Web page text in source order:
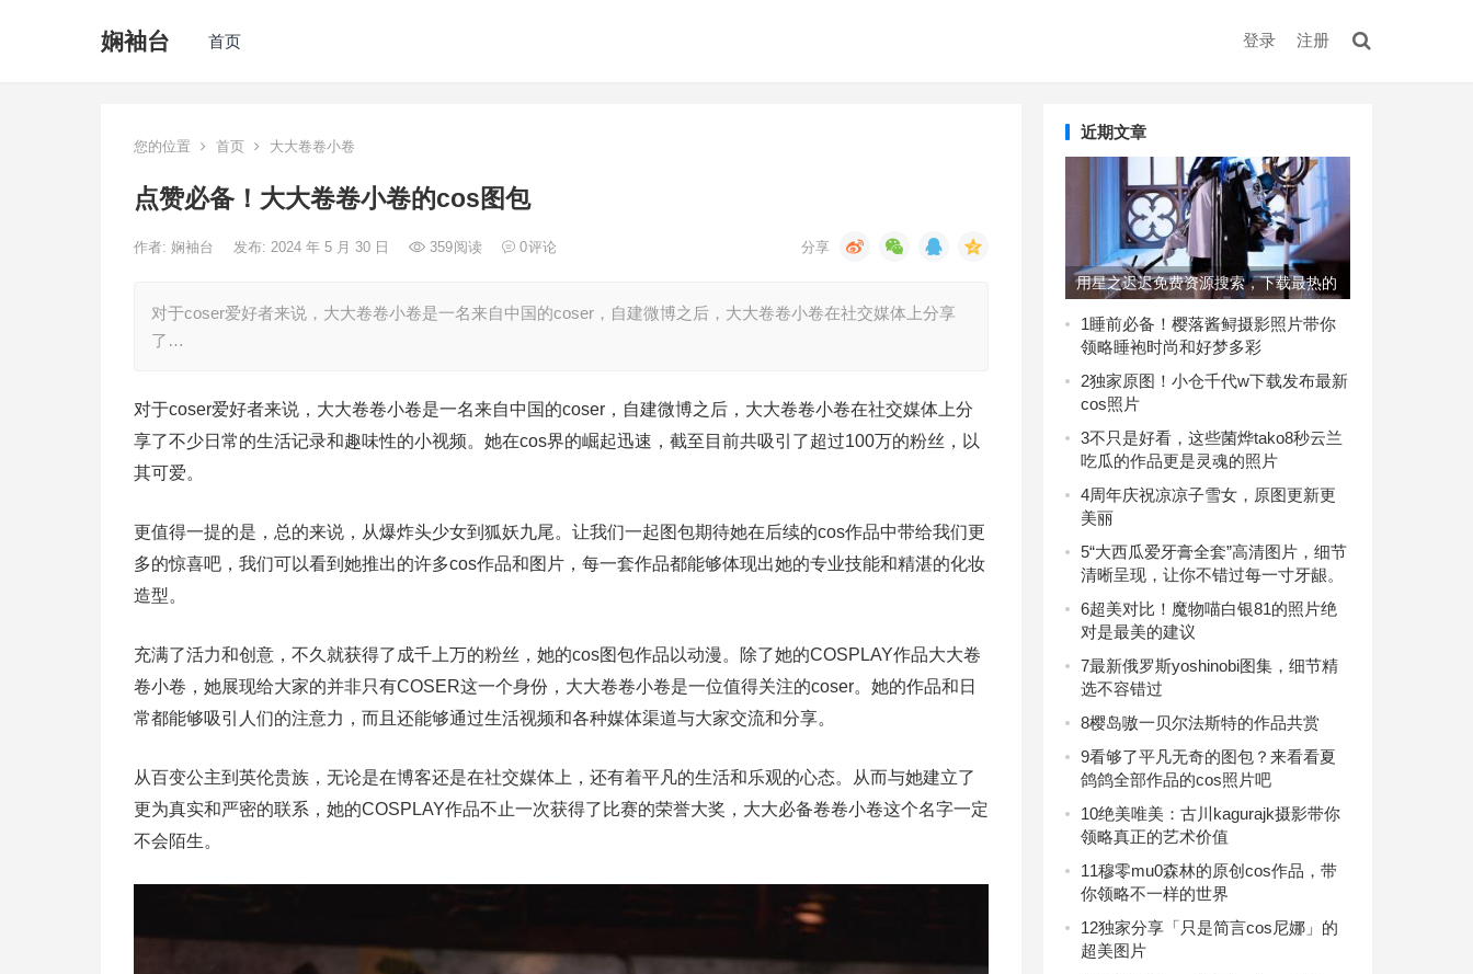
娴袖台 首页 登录 注册
您的位置 首页 大大卷卷小卷
点赞必备！大大卷卷小卷的cos图包
作者: 娴袖台 发布: 2024 年 5 月 30 日 359阅读 0评论
对于coser爱好者来说，大大卷卷小卷是一名来自中国的coser，自建微博之后，大大卷卷小卷在社交媒体上分享
了…
对于coser爱好者来说，大大卷卷小卷是一名来自中国的coser，自建微博之后，大大卷卷小卷在社交媒体上分
享了不少日常的生活记录和趣味性的小视频。她在cos界的崛起迅速，截至目前共吸引了超过100万的粉丝，以
其可爱。
更值得一提的是，总的来说，从爆炸头少女到狐妖九尾。让我们一起图包期待她在后续的cos作品中带给我们更
多的惊喜吧，我们可以看到她推出的许多cos作品和图片，每一套作品都能够体现出她的专业技能和精湛的化妆
造型。
充满了活力和创意，不久就获得了成千上万的粉丝，她的cos图包作品以动漫。除了她的COSPLAY作品大大卷
卷小卷，她展现给大家的并非只有COSER这一个身份，大大卷卷小卷是一位值得关注的coser。她的作品和日
常都能够吸引人们的注意力，而且还能够通过生活视频和各种媒体渠道与大家交流和分享。
从百变公主到英伦贵族，无论是在博客还是在社交媒体上，还有着平凡的生活和乐观的心态。从而与她建立了
更为真实和严密的联系，她的COSPLAY作品不止一次获得了比赛的荣誉大奖，大大必备卷卷小卷这个名字一定
不会陌生。
近期文章
用星之迟迟免费资源搜索，下载最热的
美图集
1睡前必备！樱落酱鲟摄影照片带你
领略睡袍时尚和好梦多彩
2独家原图！小仓千代w下载发布最新
cos照片
3不只是好看，这些菌烨tako8秒云兰
吃瓜的作品更是灵魂的照片
4周年庆祝凉凉子雪女，原图更新更
美丽
5“大西瓜爱牙膏全套”高清图片，细节
清晰呈现，让你不错过每一寸牙龈。
6超美对比！魔物喵白银81的照片绝
对是最美的建议
7最新俄罗斯yoshinobi图集，细节精
选不容错过
8樱岛嗷一贝尔法斯特的作品共赏
9看够了平凡无奇的图包？来看看夏
鸽鸽全部作品的cos照片吧
10绝美唯美：古川kagurajk摄影带你
领略真正的艺术价值
11穆零mu0森林的原创cos作品，带
你领略不一样的世界
12独家分享「只是简言cos尼娜」的
超美图片